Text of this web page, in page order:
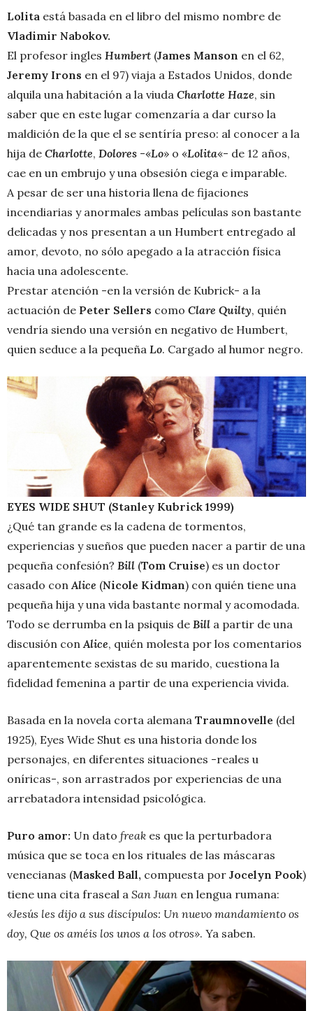
Lolita está basada en el libro del mismo nombre de
Vladimir Nabokov.
El profesor ingles Humbert (James Manson en el 62,
Jeremy Irons en el 97) viaja a Estados Unidos, donde
alquila una habitación a la viuda Charlotte Haze, sin
saber que en este lugar comenzaría a dar curso la
maldición de la que el se sentíría preso: al conocer a la
hija de Charlotte, Dolores -«Lo» o «Lolita«- de 12 años,
cae en un embrujo y una obsesión ciega e imparable.
A pesar de ser una historia llena de fijaciones
incendiarias y anormales ambas películas son bastante
delicadas y nos presentan a un Humbert entregado al
amor, devoto, no sólo apegado a la atracción física
hacia una adolescente.
Prestar atención -en la versión de Kubrick- a la
actuación de Peter Sellers como Clare Quilty, quién
vendría siendo una versión en negativo de Humbert,
quien seduce a la pequeña Lo. Cargado al humor negro.
EYES WIDE SHUT (Stanley Kubrick 1999)
¿Qué tan grande es la cadena de tormentos,
experiencias y sueños que pueden nacer a partir de una
pequeña confesión? Bill (Tom Cruise) es un doctor
casado conAlice (Nicole Kidman) con quién tiene una
pequeña hija y una vida bastante normal y acomodada.
Todo se derrumba en la psiquis de Bill a partir de una
discusión conAlice, quién molesta por los comentarios
aparentemente sexistas de su marido, cuestiona la
fidelidad femenina a partir de una experiencia vivida.
Basada en la novela corta alemana Traumnovelle (del
1925), Eyes Wide Shut es una historia donde los
personajes, en diferentes situaciones -reales u
oníricas-, son arrastrados por experiencias de una
arrebatadora intensidad psicológica.
Puro amor: Un dato freak es que la perturbadora
música que se toca en los rituales de las máscaras
venecianas (Masked Ball, compuesta por Jocelyn Pook)
tiene una cita fraseal a San Juan en lengua rumana:
«Jesús les dijo a sus discípulos: Un nuevo mandamiento os
doy, Que os améis los unos a los otros». Ya saben.